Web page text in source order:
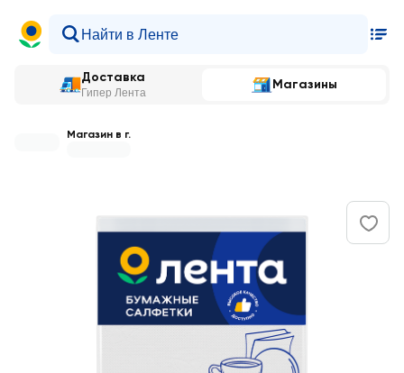
Доставка
Гипер Лента
Магазины
Магазин в г.